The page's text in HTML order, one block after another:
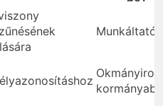
Munkáltató